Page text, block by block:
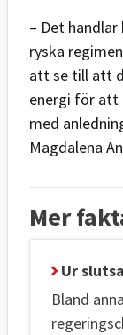
– Det
ryska
att se till att
energi för att
med
Magdalena
Mer
Ur
Bland